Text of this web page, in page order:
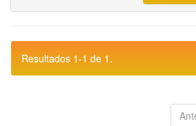
Resultados 1-1 de 1.